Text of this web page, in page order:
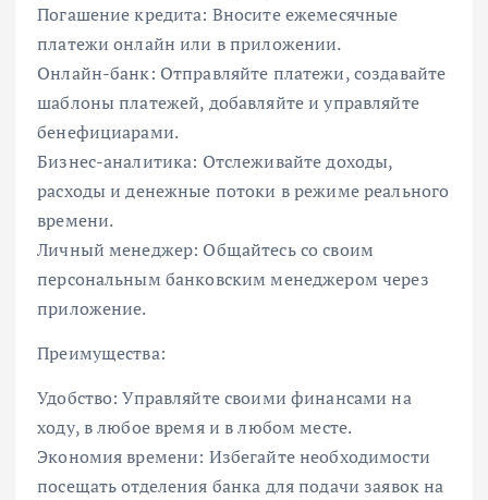
Погашение кредита: Вносите ежемесячные
платежи онлайн или в приложении.
Онлайн-банк: Отправляйте платежи, создавайте
шаблоны платежей, добавляйте и управляйте
бенефициарами.
Бизнес-аналитика: Отслеживайте доходы,
расходы и денежные потоки в режиме реального
времени.
Личный менеджер: Общайтесь со своим
персональным банковским менеджером через
приложение.
Преимущества:
Удобство: Управляйте своими финансами на
ходу, в любое время и в любом месте.
Экономия времени: Избегайте необходимости
посещать отделения банка для подачи заявок на